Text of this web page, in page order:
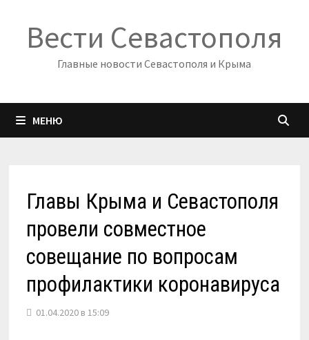
содержимому
Вести Севастополя
Главные новости Севастополя и Крыма
МЕНЮ
Главы Крыма и Севастополя
провели совместное
совещание по вопросам
профилактики коронавируса
01.04.2020 в 15:09